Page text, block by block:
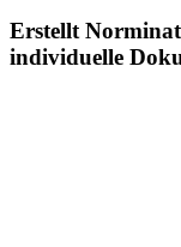
Erstellt
individuelle